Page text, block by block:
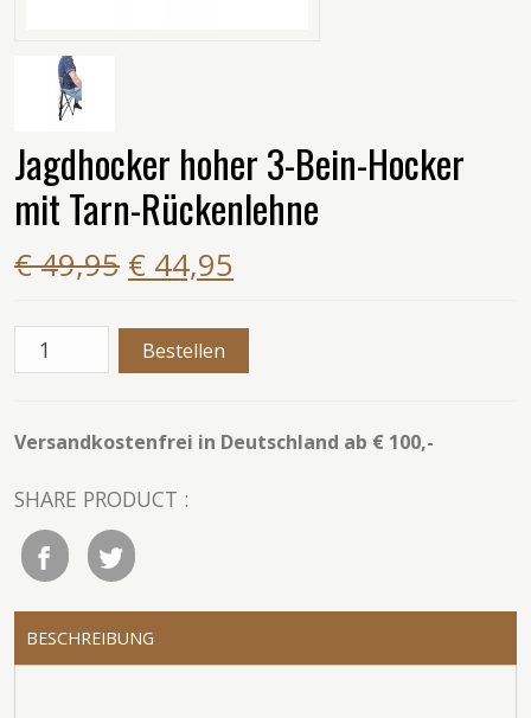
Jagdhocker hoher 3-Bein-Hocker
mit Tarn-Rückenlehne
€ 49,95 € 44,95
Versandkostenfrei in Deutschland ab € 100,-
SHARE PRODUCT :
BESCHREIBUNG